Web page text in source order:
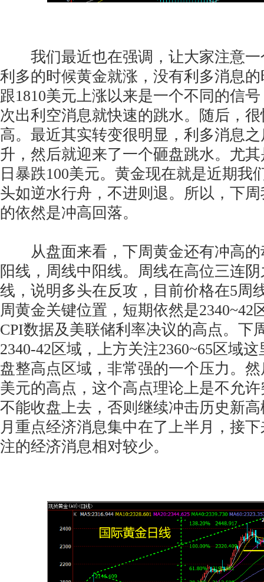
我们最近也在强调，让大家注意一
利多的时候黄金就涨，没有利多消息
跟1810美元上涨以来是一个不同的信
次出利空消息就快速的跳水。随后，
高。最近其实转变很明显，利多消息
升，然后就迎来了一个砸盘跳水。尤
日暴跌100美元。黄金现在就是近期我
头如逆水行舟，不进则退。所以，下
的依然是冲高回落。
从盘面来看，下周黄金还有冲高的
阳线，周线中阳线。周线在高位三连
线，说明多头在反攻，目前价格在5周
周黄金关键位置，短期依然是2340~42
CPI数据及美联储利率决议的高点。下
2340-42区域，上方关注2360~65区域
盘整高点区域，非常强的一个压力。
美元的高点，这个高点理论上是不允
不能收盘上去，否则继续冲击历史新
月重点经济消息集中在了上半月，接
注的经济消息相对较少。